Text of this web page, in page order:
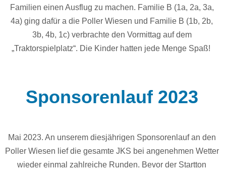
Familien einen Ausflug zu machen. Familie B (1a, 2a, 3a,
4a) ging dafür a die Poller Wiesen und Familie B (1b, 2b,
3b, 4b, 1c) verbrachte den Vormittag auf dem
„Traktorspielplatz“. Die Kinder hatten jede Menge Spaß!
Sponsorenlauf 2023
Mai 2023. An unserem diesjährigen Sponsorenlauf an den
Poller Wiesen lief die gesamte JKS bei angenehmen Wetter
wieder einmal zahlreiche Runden. Bevor der Startton